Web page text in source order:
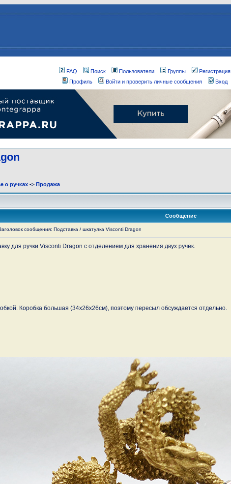
FAQ Поиск Пользователи Группы
Регистрация
Профиль
Войти и проверить личные сообщения Вход
о ручках -> Продажа
Сообщение
сообщения: Подставка / шкатулка Visconti Dragon
для ручки Visconti Dragon с отделением для хранения двух ручек.
Коробка большая (34х26х26см), поэтому пересыл обсуждается отдельно.